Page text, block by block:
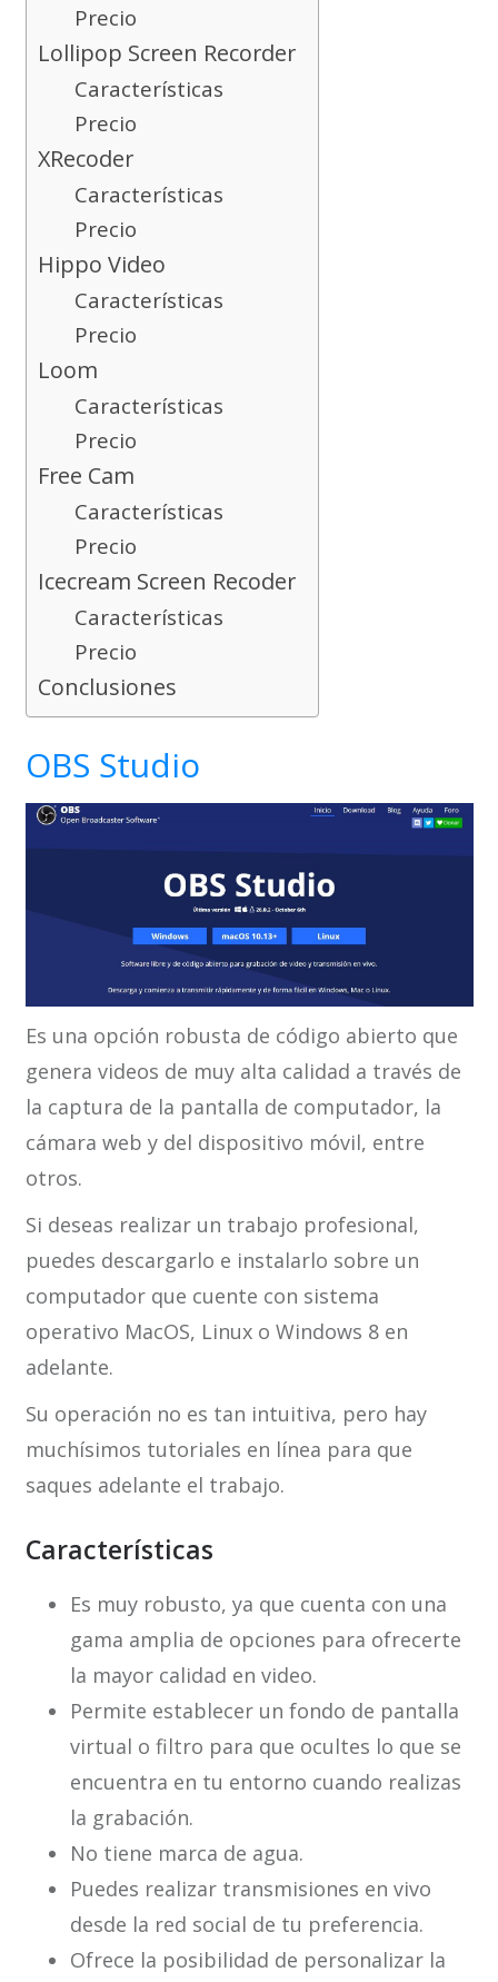
Precio
Lollipop Screen Recorder
Características
Precio
XRecoder
Características
Precio
Hippo Video
Características
Precio
Loom
Características
Precio
Free Cam
Características
Precio
Icecream Screen Recoder
Características
Precio
Conclusiones
OBS Studio
Es una opción robusta de código abierto que
genera videos de muy alta calidad a través de
la captura de la pantalla de computador, la
cámara web y del dispositivo móvil, entre
otros.
Si deseas realizar un trabajo profesional,
puedes descargarlo e instalarlo sobre un
computador que cuente con sistema
operativo MacOS, Linux o Windows 8 en
adelante.
Su operación no es tan intuitiva, pero hay
muchísimos tutoriales en línea para que
saques adelante el trabajo.
Características
Es muy robusto, ya que cuenta con una
gama amplia de opciones para ofrecerte
la mayor calidad en video.
Permite establecer un fondo de pantalla
virtual o filtro para que ocultes lo que se
encuentra en tu entorno cuando realizas
la grabación.
No tiene marca de agua.
Puedes realizar transmisiones en vivo
desde la red social de tu preferencia.
Ofrece la posibilidad de personalizar la